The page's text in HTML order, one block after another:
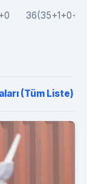
(Tüm Liste)